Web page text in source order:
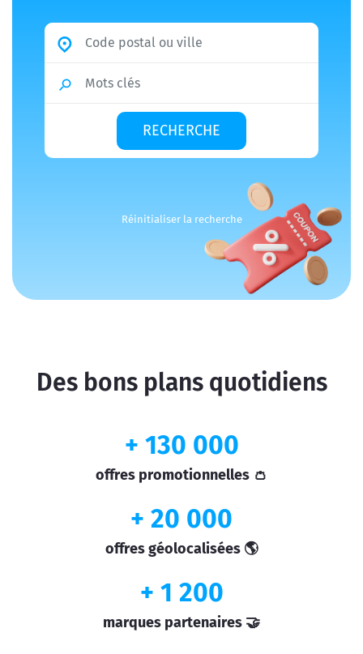
Réinitialiser la recherche
Des bons plans quotidiens
+ 130 000
offres promotionnelles 👛
+ 20 000
offres géolocalisées 🌎
+ 1 200
marques partenaires 🤝